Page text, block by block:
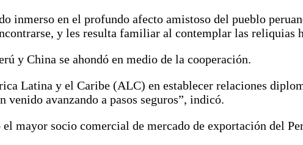
inmerso en el profundo afecto amistoso del pueblo
y les resulta familiar al contemplar las reliquias
y China se ahondó en medio de la cooperación.
Latina y el Caribe (ALC) en establecer relaciones
avanzando a pasos seguros”, indicó.
mayor socio comercial de mercado de exportación del